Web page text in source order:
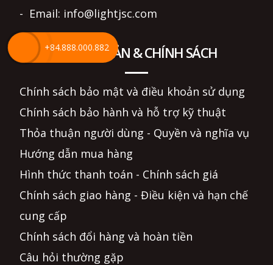
- Email: info@lightjsc.com
ĐIỀU KHOẢN & CHÍNH SÁCH
Chính sách bảo mật và điều khoản sử dụng
Chính sách bảo hành và hỗ trợ kỹ thuật
Thỏa thuận người dùng - Quyền và nghĩa vụ
Hướng dẫn mua hàng
Hình thức thanh toán - Chính sách giá
Chính sách giao hàng - Điều kiện và hạn chế
cung cấp
Chính sách đổi hàng và hoàn tiền
Câu hỏi thường gặp
+84.888.000.882